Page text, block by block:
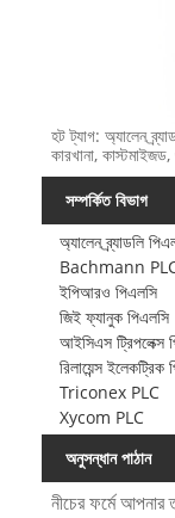
হট ট্যাগ: অ্যালেন
কারখানা,
সম্পর্কিত বিভাগ
অ্যালেন ব্র্যাডলি
Bachmann
ইপিআরও পিএলসি
জিই ফ্যানুক পিএলসি
আইসিএস ট্রিপলেক্স
রিলায়েন্স ইলেকট্রিক
Triconex PLC
Xycom PLC
অনুসন্ধান পাঠান
নীচের ফর্মে